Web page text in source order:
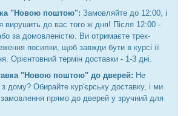
"Новою поштою": Замовляйте до 12:00, і
вирушить до вас того ж дня! Після 12:00 -
за домовленістю. Ви отримаєте трек-
посилки, щоб завжди бути в курсі її
Орієнтовний термін доставки - 1-3 дні.
"Новою поштою" до дверей: Не
дому? Обирайте кур'єрську доставку, і ми
прямо до дверей у зручний для